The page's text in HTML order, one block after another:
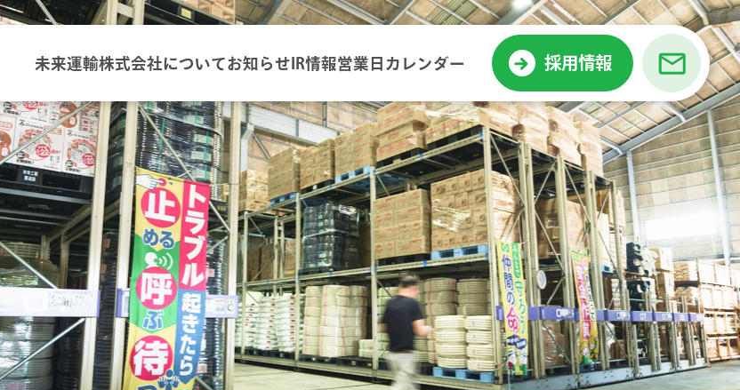
未来運輸株式会社についてお知らせ IR情報営業日カレンダー 採用情報